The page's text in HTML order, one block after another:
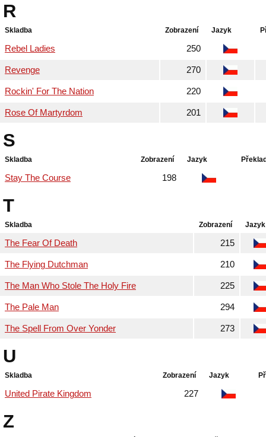
R
Skladba Zobrazení Jazyk
Rebel Ladies 250
Revenge 270
Rockin' For The Nation 220
Rose Of Martyrdom 201
S
Skladba Zobrazení Jazyk
Stay The Course 198
T
Skladba Zobrazení Jazyk
The Fear Of Death 215
The Flying Dutchman 210
The Man Who Stole The Holy Fire 225
The Pale Man 294
The Spell From Over Yonder 273
U
Skladba Zobrazení Jazyk
United Pirate Kingdom 227
Z